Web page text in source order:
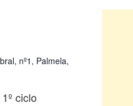
nº1, Palmela,
ciclo